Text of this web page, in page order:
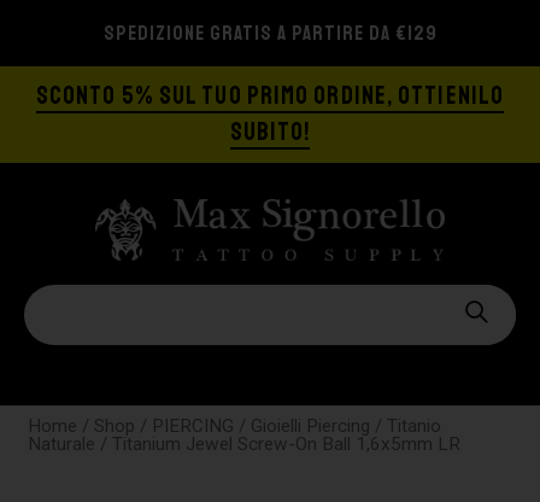
SPEDIZIONE GRATIS A PARTIRE DA €129
SCONTO 5% SUL TUO PRIMO ORDINE, OTTIENILO
SUBITO!
Home / Shop / PIERCING / Gioielli Piercing / Titanio
Naturale / Titanium Jewel Screw-On Ball 1,6x5mm LR